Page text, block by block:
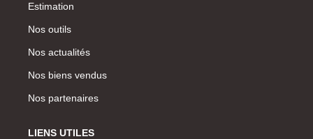
Estimation
Nos outils
Nos actualités
Nos biens vendus
Nos partenaires
LIENS UTILES